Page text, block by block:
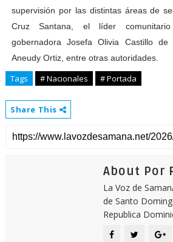
supervisión por las distintas áreas de
Cruz Santana, el líder
gobernadora Josefa Olivia Castillo
Aneudy Ortiz, entre otras autoridades.
Tags # Nacionales # Portada
Share This
About Por
La Voz de
de Santo
Republica